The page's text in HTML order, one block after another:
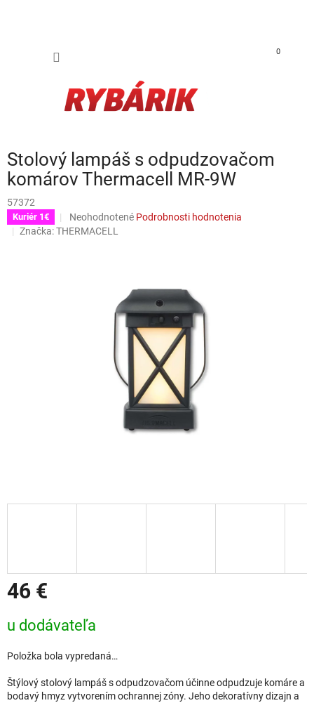
0
Stolový lampáš s odpudzovačom
komárov Thermacell MR-9W
57372
Kuriér 1€ Priemerné hodnotenie produktu je 0,0 z 5 hviezdičiek.
Neohodnotené Podrobnosti hodnotenia
Značka:THERMACELL
46 €
u dodávateľa
Položka bola vypredaná…
Štýlový stolový lampáš s odpudzovačom účinne odpudzuje komáre a
bodavý hmyz vytvorením ochrannej zóny. Jeho dekoratívny dizajn a